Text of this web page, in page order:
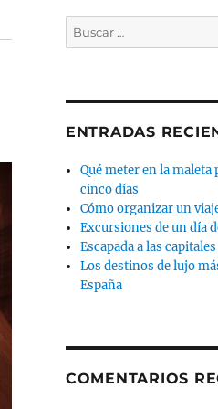
Buscar
por:
ENTRADAS
Qué meter en la maleta
cinco días
Cómo organizar un
Excursiones de un día
Escapada a las
Los destinos de lujo
España
COMENTARIOS